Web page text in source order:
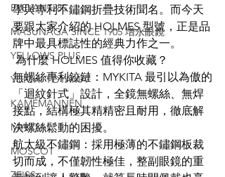
EYEVAN7285
MASUNAGA SINCE 1905 增永眼鏡
YELLOWS PLUS
YUICHI TOYAMA
KAMEMANNEN
MYKITA
MOSCOT
學與專利不鏽鋼折疊技術聞名。而今天
要跟大家介紹的 HOLMES 型號，正是品
牌中最具標誌性的經典力作之一。
為什麼 HOLMES 值得你收藏？
無螺絲專利鉸鏈：MYKITA 最引以為傲的
「迴紋針式」設計，全鏡無螺絲、無焊
接點，結構極其精精密且耐用，徹底解
決螺絲鬆動的困擾。
航太級不鏽鋼：採用極薄的不鏽鋼板裁
切而成，不僅韌性極佳，整副眼鏡的重